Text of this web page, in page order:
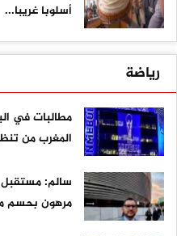
أسلوبا غريبا...
رياضة
مطالبات في
المغرب من
سالم:
مرهون بحسم